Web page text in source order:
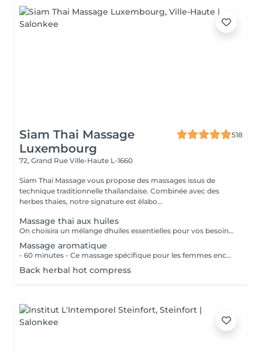
Siam Thai Massage
Luxembourg
518
72, Grand Rue Ville-Haute L-1660
Siam Thaï Massage vous propose des massages issus de
technique traditionnelle thaïlandaise. Combinée avec des
herbes thaïes, notre signature est élabo...
Massage thai aux huiles
On choisira un mélange dhuiles essentielles pour vos besoins physiques. Un massage thérapeutique à laide dune technique spéciale pour vider les poches de liquide lymphatique et de rétention deau. Ce traitement est conçu pour aider à stimuler la circulation et daccroître la capacité du corps à éliminer les toxines et à absorber les éléments nutritifs. Vos huiles essentielles préférées peuvent être sélectionnées à votre arrivée.
Massage aromatique
- 60 minutes - Ce massage spécifique pour les femmes enceintes permet de soulager le dos, les jambes et toutes autres parties du corps les plus mises à rude épreuve durant la grossesse. Attention ! Ce massage est toutefois déconseillé les 3 premiers mois et le dernier mois de grossesse.
Back herbal hot compress